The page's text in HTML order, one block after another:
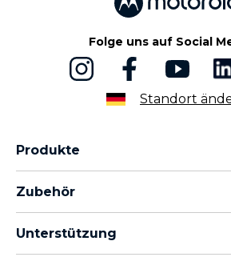
Folge uns auf Social
Standort
Produkte
moto g Familie
Zubehör
Unterstützung